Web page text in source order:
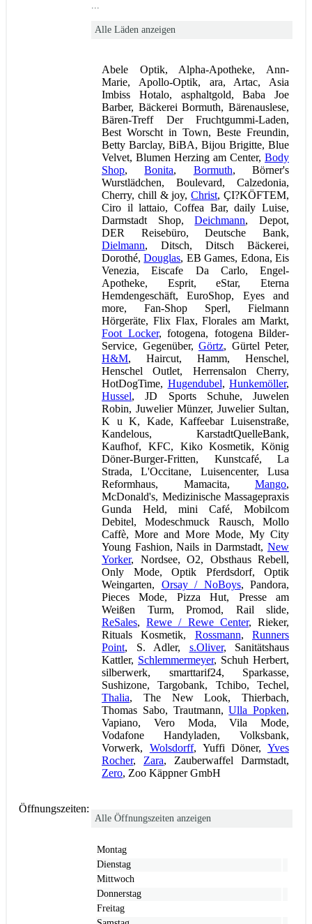
Alle Läden anzeigen
Abele Optik, Alpha-Apotheke, Ann-
Marie, Apollo-Optik, ara, Artac, Asia
Imbiss Hotalo, asphaltgold, Baba Joe
Barber, Bäckerei Bormuth, Bärenauslese,
Bären-Treff Der Fruchtgummi-Laden,
Best Worscht in Town, Beste Freundin,
Betty Barclay, BiBA, Bijou Brigitte, Blue
Velvet, Blumen Herzing am Center, Body
Shop,Bonita, Bormuth, Börner's
Wurstlädchen, Boulevard, Calzedonia,
Cherry, chill & joy,Christ, ÇI?KÖFTEM,
Ciro il lattaio, Coffea Bar, daily Luise,
Darmstadt Shop,Deichmann, Depot,
DER Reisebüro, Deutsche Bank,
Dielmann, Ditsch, Ditsch Bäckerei,
Dorothé,Douglas, EB Games, Edona, Eis
Venezia, Eiscafe Da Carlo, Engel-
Apotheke, Esprit, eStar, Eterna
Hemdengeschäft, EuroShop, Eyes and
more, Fan-Shop Sperl, Fielmann
Hörgeräte, Flix Flax, Florales am Markt,
Foot Locker, fotogena, fotogena Bilder-
Service, Gegenüber, Görtz, Gürtel Peter,
H&M, Haircut, Hamm, Henschel,
Henschel Outlet, Herrensalon Cherry,
HotDogTime, Hugendubel, Hunkemöller,
Hussel, JD Sports Schuhe, Juwelen
Robin, Juwelier Münzer, Juwelier Sultan,
K u K, Kade, Kaffeebar Luisenstraße,
Kandelous, KarstadtQuelleBank,
Kaufhof, KFC, Kiko Kosmetik, König
Döner-Burger-Fritten, Kunstcafé, La
Strada, L'Occitane, Luisencenter, Lusa
Reformhaus, Mamacita, Mango,
McDonald's, Medizinische Massagepraxis
Gunda Held, mini Café, Mobilcom
Debitel, Modeschmuck Rausch, Mollo
Caffè, More and More Mode, My City
Young Fashion, Nails in Darmstadt, New
Yorker, Nordsee, O2, Obsthaus Rebell,
Only Mode, Optik Pferdsdorf, Optik
Weingarten, Orsay / NoBoys, Pandora,
Pieces Mode, Pizza Hut, Presse am
Weißen Turm, Promod, Rail slide,
ReSales,Rewe / Rewe Center, Rieker,
Rituals Kosmetik, Rossmann,Runners
Point, S. Adler, s.Oliver, Sanitätshaus
Kattler, Schlemmermeyer, Schuh Herbert,
silberwerk, smarttarif24, Sparkasse,
Sushizone, Targobank, Tchibo, Techel,
Thalia, The New Look, Thierbach,
Thomas Sabo, Trautmann,Ulla Popken,
Vapiano, Vero Moda, Vila Mode,
Vodafone Handyladen, Volksbank,
Vorwerk, Wolsdorff, Yuffi Döner, Yves
Rocher, Zara, Zauberwaffel Darmstadt,
Zero, Zoo Käppner GmbH
Öffnungszeiten:
Alle Öffnungszeiten anzeigen
Montag
Dienstag
Mittwoch
Donnerstag
Freitag